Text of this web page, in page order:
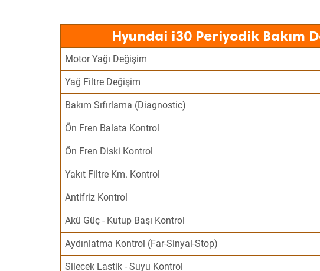
Hyundai i30 Periyodik Bakım
Motor Yağı Değişim
Yağ Filtre Değişim
Bakım Sıfırlama (Diagnostic)
Ön Fren Balata Kontrol
Ön Fren Diski Kontrol
Yakıt Filtre Km. Kontrol
Antifriz Kontrol
Akü Güç - Kutup Başı Kontrol
Aydınlatma Kontrol (Far-Sinyal-Stop)
Silecek Lastik - Suyu Kontrol